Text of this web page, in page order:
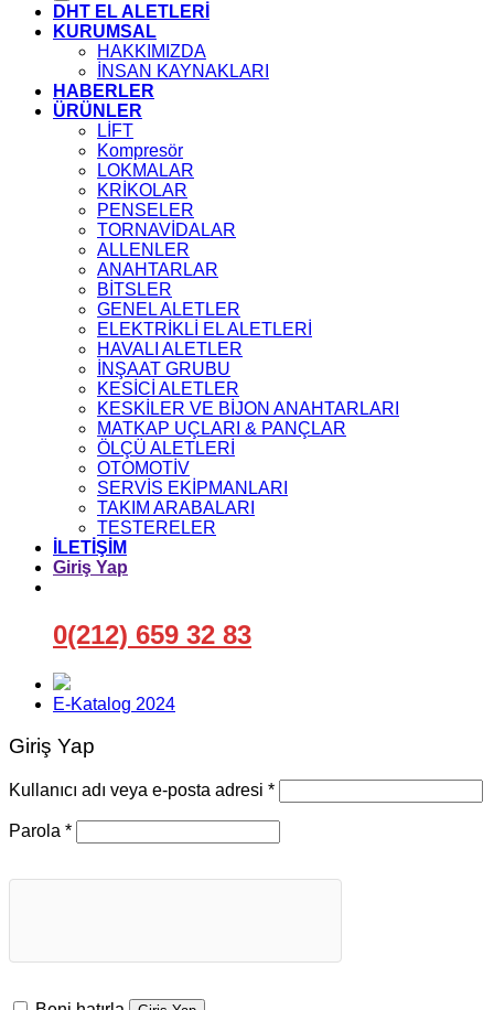
DHT EL ALETLERİ
KURUMSAL
HAKKIMIZDA
İNSAN KAYNAKLARI
HABERLER
ÜRÜNLER
LİFT
Kompresör
LOKMALAR
KRİKOLAR
PENSELER
TORNAVİDALAR
ALLENLER
ANAHTARLAR
BİTSLER
GENEL ALETLER
ELEKTRİKLİ EL ALETLERİ
HAVALI ALETLER
İNŞAAT GRUBU
KESİCİ ALETLER
KESKİLER VE BİJON ANAHTARLARI
MATKAP UÇLARI & PANÇLAR
ÖLÇÜ ALETLERİ
OTOMOTİV
SERVİS EKİPMANLARI
TAKIM ARABALARI
TESTERELER
İLETİŞİM
Giriş Yap
0(212) 659 32 83
E-Katalog 2024
Giriş Yap
Kullanıcı adı veya e-posta adresi *Gerekli
Parola *Gerekli